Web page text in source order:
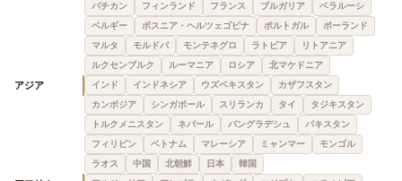
バチカン
フィンランド フランス ブルガリア
ベラルーシ
ベルギー
ボスニア・ヘルツェゴビナ ポルトガル
ポーランド
マルタ
モルドバ モンテネグロ ラトビア
リトアニア
ルクセンブルク
ルーマニア ロシア 北マケドニア
アジア インド インドネシア ウズベキスタン
カザフスタン
カンボジア
シンガポール スリランカ タイ
タジキスタン
トルクメニスタン
ネパール バングラデシュ
パキスタン
フィリピン
ベトナム マレーシア ミャンマー
モンゴル
ラオス
中国 北朝鮮 日本 韓国